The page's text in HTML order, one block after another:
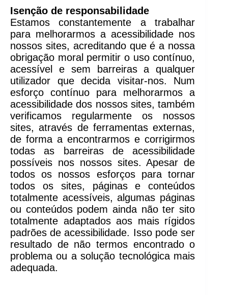
Isenção de responsabilidade
Estamos constantemente a trabalhar
para melhorarmos a acessibilidade nos
nossos sites, acreditando que é a nossa
obrigação moral permitir o uso contínuo,
acessível e sem barreiras a qualquer
utilizador que decida visitar-nos. Num
esforço contínuo para melhorarmos a
acessibilidade dos nossos sites, também
verificamos regularmente os nossos
sites, através de ferramentas externas,
de forma a encontrarmos e corrigirmos
todas as barreiras de acessibilidade
possíveis nos nossos sites. Apesar de
todos os nossos esforços para tornar
todos os sites, páginas e conteúdos
totalmente acessíveis, algumas páginas
ou conteúdos podem ainda não ter sito
totalmente adaptados aos mais rígidos
padrões de acessibilidade. Isso pode ser
resultado de não termos encontrado o
problema ou a solução tecnológica mais
adequada.